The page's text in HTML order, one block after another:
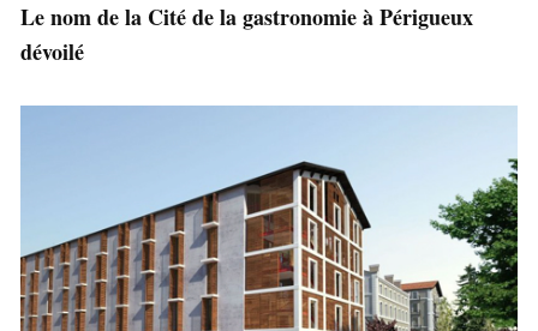
Le nom de la Cité de la gastronomie à Périgueux
dévoilé